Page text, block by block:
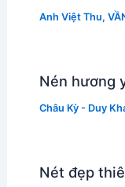
Anh Việt Thu,
Nén hương
Châu Kỳ - Duy
Nét đẹp